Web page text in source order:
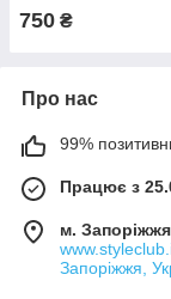
750 ₴
Про нас
99%
Працює з
м. Запоріжжя
Запоріжжя,